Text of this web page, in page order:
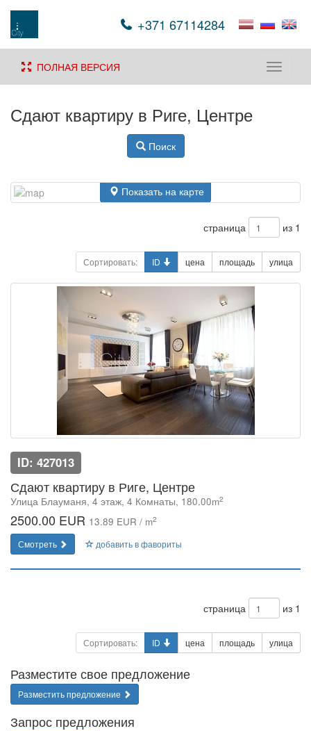
+371 67114284
Toggle
ПОЛНАЯ ВЕРСИЯ
Сдают квартиру в Риге, Центре
Поиск
Показать на карте
страница из 1
Сортировать: ID цена площадь улица
ID: 427013
Сдают квартиру в Риге, Центре
Улица Блауманя, 4 этаж, 4 Комнаты, 180.00m2
2500.00 EUR 13.89 EUR / m2
Смотреть добавить в фавориты
страница из 1
Сортировать: ID цена площадь улица
Разместите свое предложение
Разместить предложение
Запрос предложения